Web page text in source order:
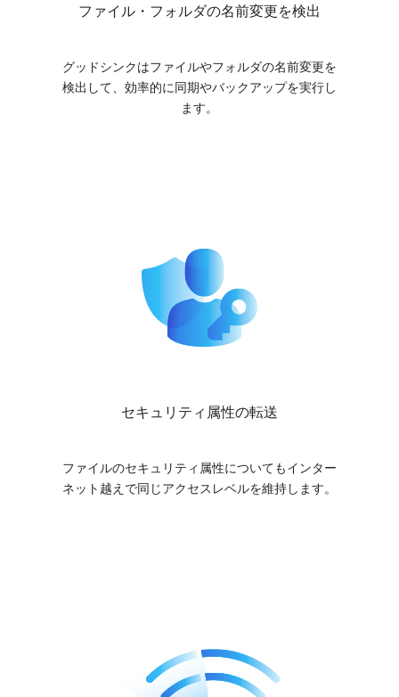
ファイル・フォルダの名前変更を検出
グッドシンクはファイルやフォルダの名前変更を
検出して、効率的に同期やバックアップを実行し
ます。
セキュリティ属性の転送
ファイルのセキュリティ属性についてもインター
ネット越えで同じアクセスレベルを維持します。